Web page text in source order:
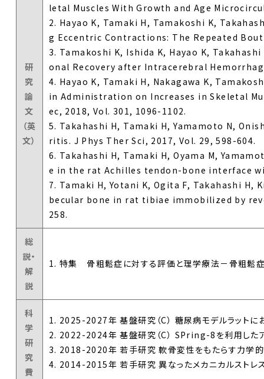
研
究
論
文
（英
文）
letal Muscles With Growth and Age
2. Hayao K, Tamaki H, Tamakoshi K,
g Eccentric Contractions: The Repeated
3. Tamakoshi K, Ishida K, Hayao K,
onal Recovery after Intracerebral
4. Hayao K, Tamaki H, Nakagawa K,
in Administration on Increases in Skeletal
ec, 2018, Vol. 301, 1096-1102.
5. Takahashi H, Tamaki H, Yamamoto N,
ritis. J Phys Ther Sci, 2017, Vol. 29, 598-604.
6. Takahashi H, Tamaki H, Oyama M,
e in the rat Achilles tendon-bone interface
7. Tamaki H, Yotani K, Ogita F, Takahashi
becular bone in rat tibiae immobilized by
258.
総
説・
解
説
1. 特集 骨粗鬆症に対する評価と理学療法－骨粗鬆
科
学
研
究
費
1. 2025-2027年 基盤研究（C） 糖尿病モデルラット
2. 2022-2024年 基盤研究（C） SPring-8を利用した
3. 2018-2020年 若手研究 軟骨変性をもたらす力学的
4. 2014-2015年 若手研究 異なったメカニカルスト